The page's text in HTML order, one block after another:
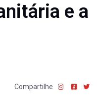
e a
Compartilhe